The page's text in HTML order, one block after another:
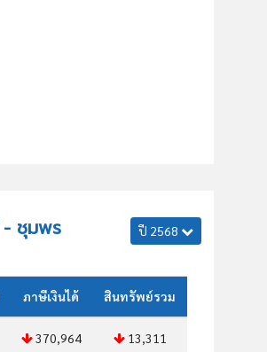
- ชุมพร
ปี 2568
ภาษีเงินได้ สินทรัพย์รวม
370,964 13,311